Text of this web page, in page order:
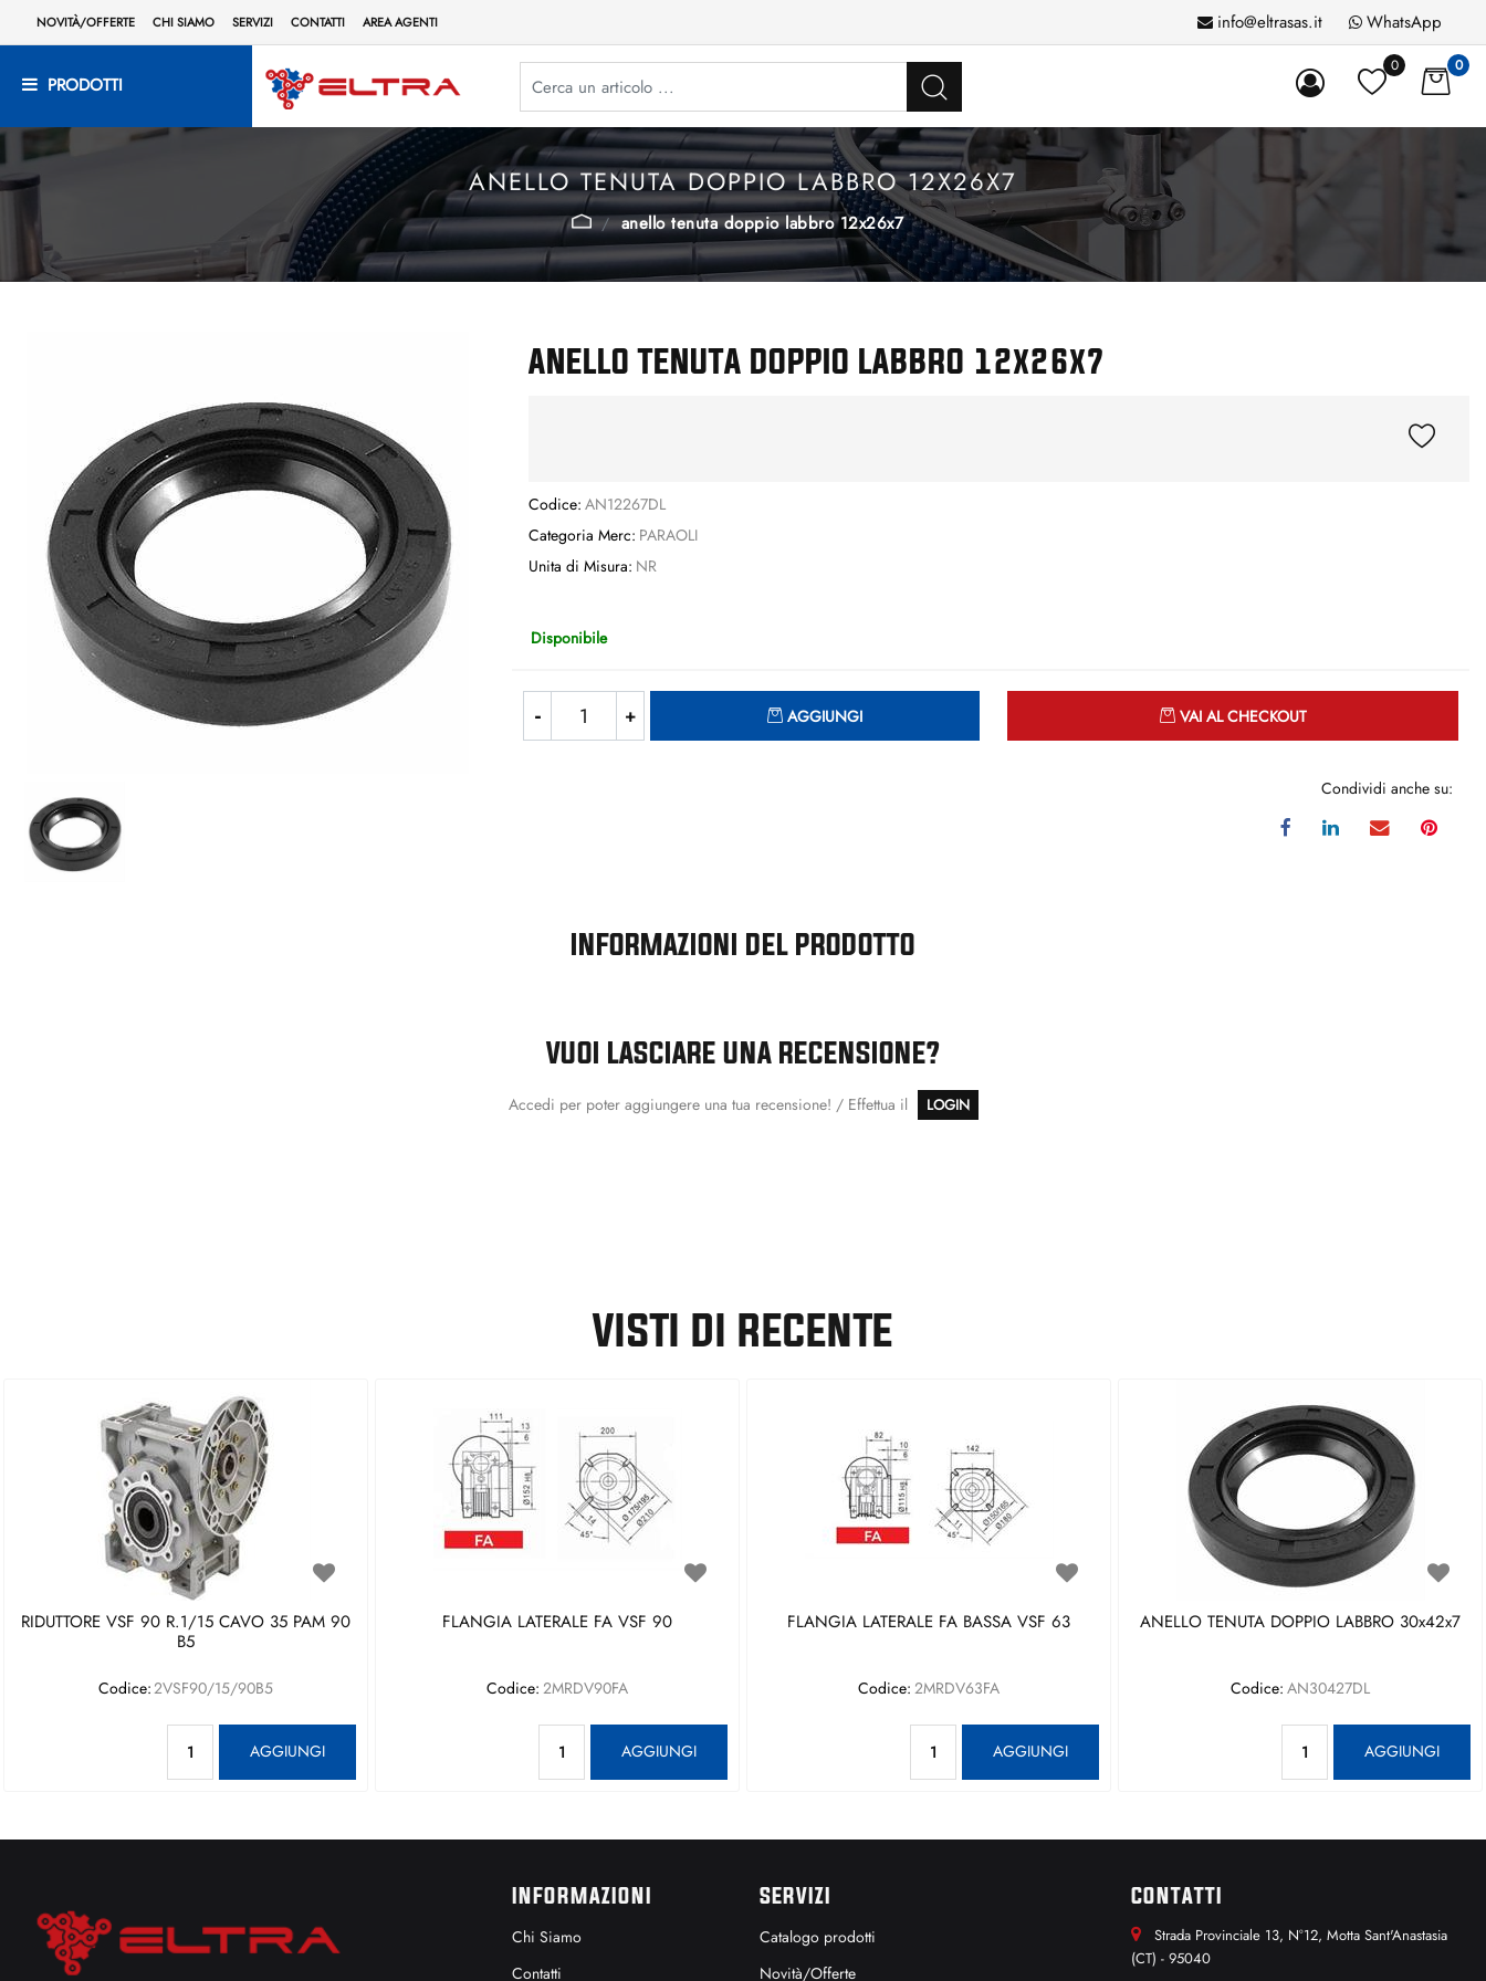
NOVITÀ/OFFERTE CHI SIAMO SERVIZI CONTATTI AREA AGENTI info@eltrasas.it WhatsApp
PRODOTTI
0 0
ANELLO TENUTA DOPPIO LABBRO 12X26X7
anello tenuta doppio labbro 12x26x7
ANELLO TENUTA DOPPIO LABBRO 12x26x7
Codice: AN12267DL
Categoria Merc: PARAOLI
Unita di Misura: NR
Disponibile
AGGIUNGI VAI AL CHECKOUT
Condividi anche su:
INFORMAZIONI DEL PRODOTTO
VUOI LASCIARE UNA RECENSIONE?
Accedi per poter aggiungere una tua recensione! / Effettua il LOGIN
VISTI DI RECENTE
RIDUTTORE VSF 90 R.1/15 CAVO 35 PAM 90
B5
Codice:2VSF90/15/90B5
AGGIUNGI
FLANGIA LATERALE FA VSF 90
Codice: 2MRDV90FA
AGGIUNGI
FLANGIA LATERALE FA BASSA VSF 63
Codice: 2MRDV63FA
AGGIUNGI
ANELLO TENUTA DOPPIO LABBRO 30x42x7
Codice: AN30427DL
AGGIUNGI
INFORMAZIONI
Chi Siamo
Contatti
SERVIZI
Catalogo prodotti
Novità/Offerte
CONTATTI
Strada Provinciale 13, N°12, Motta Sant'Anastasia
(CT) - 95040